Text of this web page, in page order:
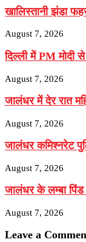
खालिस्तानी झंडा
August 7, 2026
दिल्ली में PM मोदी
August 7, 2026
जालंधर में देर रात
August 7, 2026
जालंधर कमिश्नरेट
August 7, 2026
जालंधर के लम्बा
August 7, 2026
Leave a